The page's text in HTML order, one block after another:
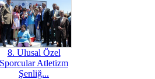
8. Ulusal Özel
Sporcular Atletizm
Şenliğ...